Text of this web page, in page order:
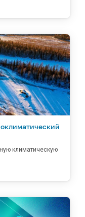
климатическую